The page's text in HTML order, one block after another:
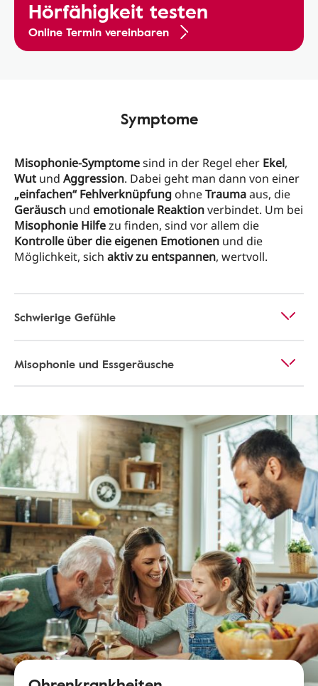
Hörfähigkeit testen
Online Termin vereinbaren
Symptome
Misophonie-Symptomesind in der Regel eher Ekel,
Wut und Aggression. Dabei geht man dann von einer
„einfachen“ FehlverknüpfungohneTraumaaus, die
Geräusch und emotionale Reaktionverbindet. Um bei
Misophonie Hilfezu finden, sind vor allem die
Kontrolle über die eigenen Emotionen und die
Möglichkeit, sich aktiv zu entspannen, wertvoll.
Schwierige Gefühle
Misophonie und Essgeräusche